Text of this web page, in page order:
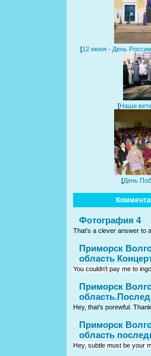
[12 июня - День
[Наши
[День
Фотография 4
That's a clever answer to
Приморск
область
You couldn't pay me to
Приморск
Hey, that's porewful.
Приморск
область
Hey, subtle must be your